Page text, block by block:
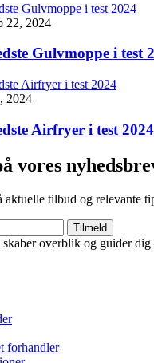
22, 2024
Gulvmoppe i test
2024
Airfryer i test 2024
vores
tilbud og relevante
Tilmeld
forhandler